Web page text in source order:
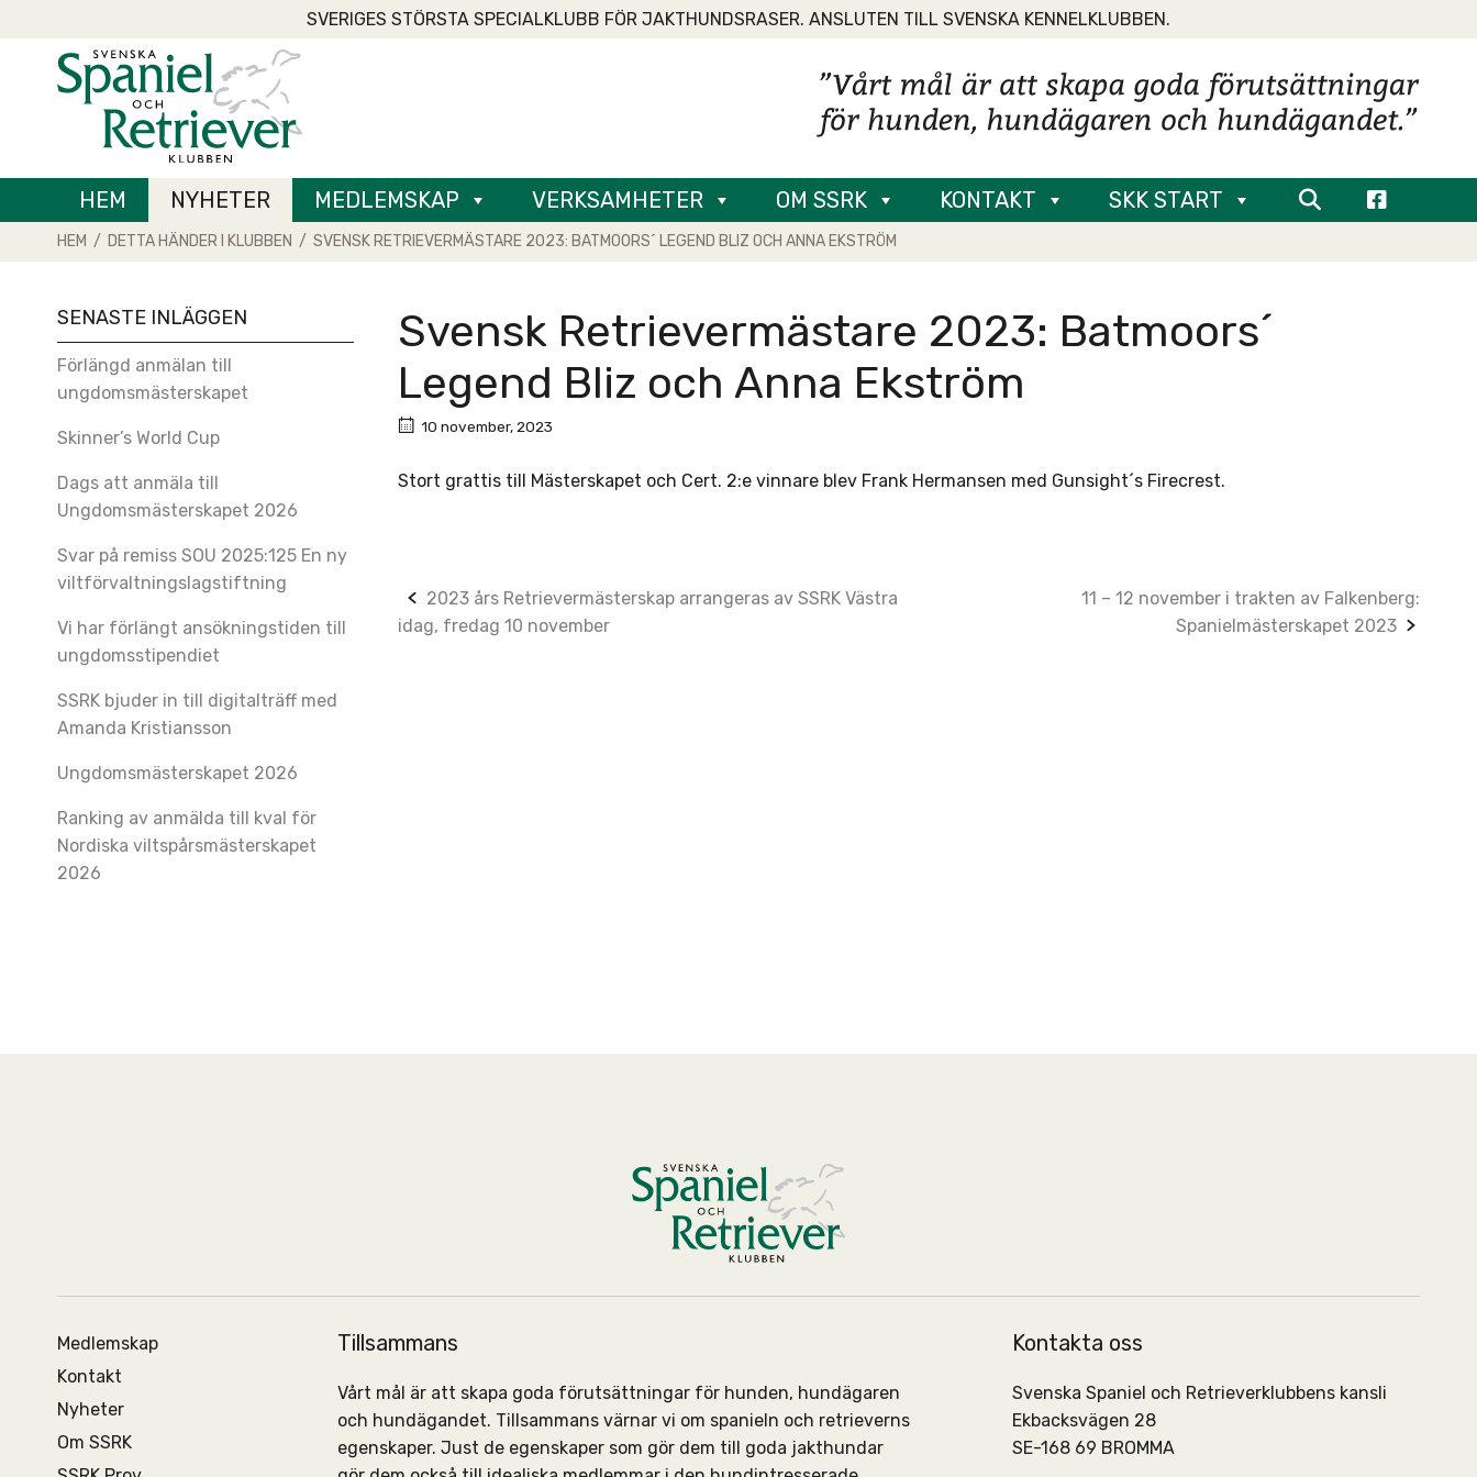
to
content
SVERIGES STÖRSTA SPECIALKLUBB FÖR JAKTHUNDSRASER. ANSLUTEN TILL SVENSKA KENNELKLUBBEN.
Home
HEM NYHETER MEDLEMSKAP VERKSAMHETER OM SSRK KONTAKT SKK START
HEM / DETTA HÄNDER I KLUBBEN / SVENSK RETRIEVERMÄSTARE 2023: BATMOORS´ LEGEND BLIZ OCH ANNA EKSTRÖM
Svensk Retrievermästare 2023: Batmoors´
Legend Bliz och Anna Ekström
10 november, 2023
Stort grattis till Mästerskapet och Cert. 2:e vinnare blev Frank Hermansen med Gunsight´s Firecrest.
Post
navigation
2023 års Retrievermästerskap arrangeras av SSRK Västra
idag, fredag 10 november
11 – 12 november i trakten av Falkenberg:
Spanielmästerskapet 2023
SENASTE INLÄGGEN
Förlängd anmälan till
ungdomsmästerskapet
Skinner’s World Cup
Dags att anmäla till
Ungdomsmästerskapet 2026
Svar på remiss SOU 2025:125 En ny
viltförvaltningslagstiftning
Vi har förlängt ansökningstiden till
ungdomsstipendiet
SSRK bjuder in till digitalträff med
Amanda Kristiansson
Ungdomsmästerskapet 2026
Ranking av anmälda till kval för
Nordiska viltspårsmästerskapet
2026
Medlemskap
Kontakt
Nyheter
Om SSRK
Tillsammans
Vårt mål är att skapa goda förutsättningar för hunden, hundägaren
och hundägandet. Tillsammans värnar vi om spanieln och retrieverns
egenskaper. Just de egenskaper som gör dem till goda jakthundar
Kontakta oss
Svenska Spaniel och Retrieverklubbens kansli
Ekbacksvägen 28
SE-168 69 BROMMA